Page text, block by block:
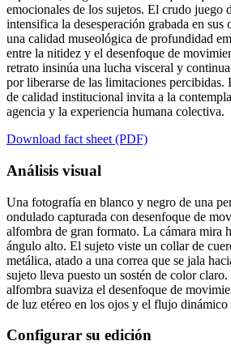
emocionales de los sujetos. El crudo juego
intensifica la desesperación grabada en sus
una calidad museológica de profundidad
entre la nitidez y el desenfoque de
retrato insinúa una lucha visceral y
por liberarse de las limitaciones percibidas.
de calidad institucional invita a la
agencia y la experiencia humana colectiva.
Download fact sheet (PDF)
Análisis visual
Una fotografía en blanco y negro de una
ondulado capturada con desenfoque de
alfombra de gran formato. La cámara mira
ángulo alto. El sujeto viste un collar de
metálica, atado a una correa que se jala
sujeto lleva puesto un sostén de color
alfombra suaviza el desenfoque de
de luz etéreo en los ojos y el flujo dinámico
Configurar su edición